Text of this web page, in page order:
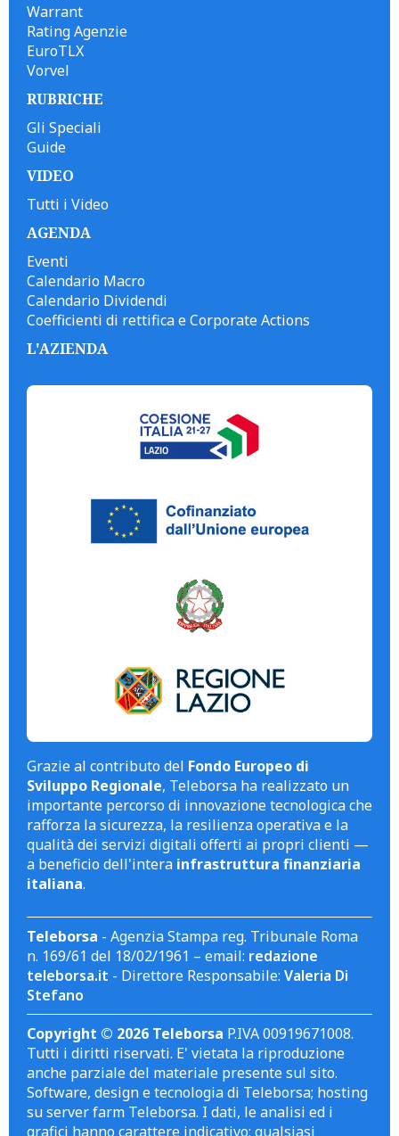
Warrant
Rating Agenzie
EuroTLX
Vorvel
RUBRICHE
Gli Speciali
Guide
VIDEO
Tutti i Video
AGENDA
Eventi
Calendario Macro
Calendario Dividendi
Coefficienti di rettifica e Corporate Actions
L'AZIENDA
Grazie al contributo del Fondo Europeo di
Sviluppo Regionale, Teleborsa ha realizzato un
importante percorso di innovazione tecnologica che
rafforza la sicurezza, la resilienza operativa e la
qualità dei servizi digitali offerti ai propri clienti —
a beneficio dell'intera infrastruttura finanziaria
italiana.
Teleborsa - Agenzia Stampa reg. Tribunale Roma
n. 169/61 del 18/02/1961 – email: redazione
teleborsa.it - Direttore Responsabile: Valeria Di
Stefano
Copyright © 2026 Teleborsa P.IVA 00919671008.
Tutti i diritti riservati. E' vietata la riproduzione
anche parziale del materiale presente sul sito.
Software, design e tecnologia di Teleborsa; hosting
su server farm Teleborsa. I dati, le analisi ed i
grafici hanno carattere indicativo; qualsiasi